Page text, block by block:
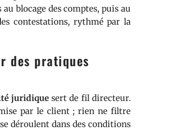
blocage des comptes, puis au
contestations, rythmé par la
des pratiques
juridiquesert de fil directeur.
par le client ; rien ne filtre
déroulent dans des conditions